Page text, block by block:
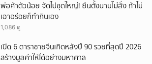
พ่อค้าตัวน้อย จัดไปชุดใหญ่! ยืนตั้งนานไม่สั่ง ถ้าไม่
เอาอร่อยก็ทำกินเอง
1,086 ดู
เปิด 6 ดาราชายจีนเกิดหลังปี 90 รวยที่สุดปี 2026
สร้างมูลค่าให้ได้อย่างมหาศาล